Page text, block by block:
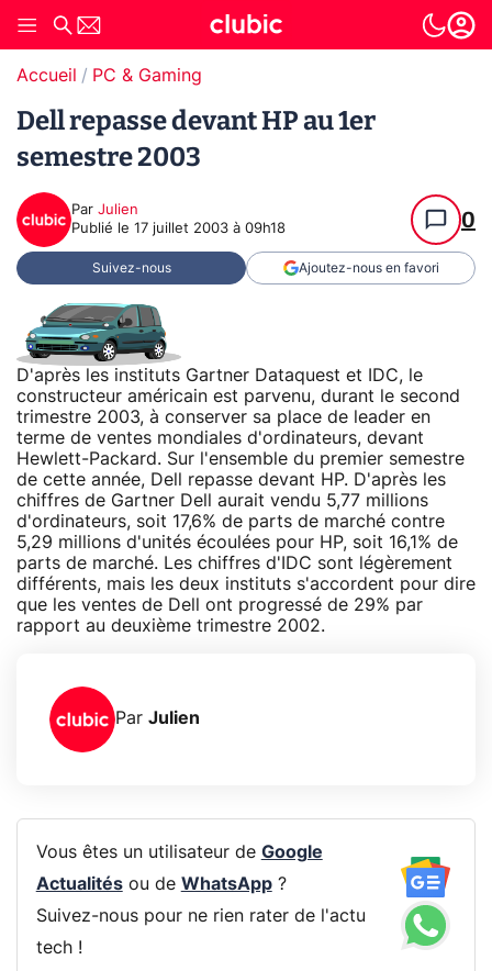
Accueil PC & Gaming
Dell repasse devant HP au 1er
semestre 2003
Par Julien
Publié le 17 juillet 2003 à 09h18 0
Suivez-nous Ajoutez-nous en favori
D'après les instituts Gartner Dataquest et IDC, le
constructeur américain est parvenu, durant le second
trimestre 2003, à conserver sa place de leader en
terme de ventes mondiales d'ordinateurs, devant
Hewlett-Packard. Sur l'ensemble du premier semestre
de cette année, Dell repasse devant HP. D'après les
chiffres de Gartner Dell aurait vendu 5,77 millions
d'ordinateurs, soit 17,6% de parts de marché contre
5,29 millions d'unités écoulées pour HP, soit 16,1% de
parts de marché. Les chiffres d'IDC sont légèrement
différents, mais les deux instituts s'accordent pour dire
que les ventes de Dell ont progressé de 29% par
rapport au deuxième trimestre 2002.
Par Julien
Vous êtes un utilisateur de Google
Actualitésou de WhatsApp?
Suivez-nous pour ne rien rater de l'actu
tech !